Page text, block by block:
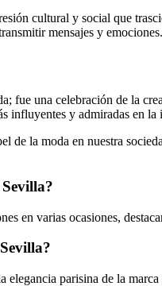
cultural y social que
mensajes y emociones.
fue una celebración de la
influyentes y admiradas en la
de la moda en nuestra
en varias ocasiones,
parisina de la